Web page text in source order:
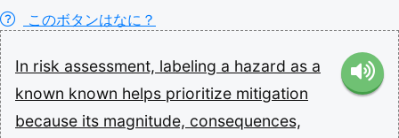
このボタンはなに？
In risk assessment, labeling a hazard as a
known known helps prioritize mitigation
because its magnitude, consequences,